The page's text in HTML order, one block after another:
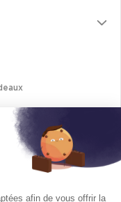
afin de vous offrir la